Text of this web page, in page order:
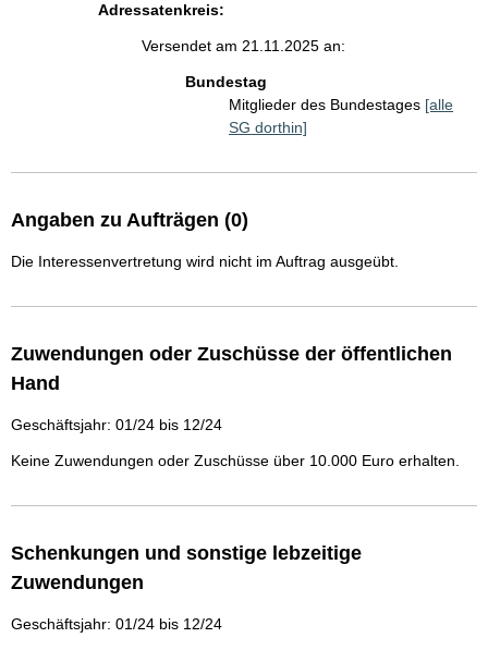
Adressatenkreis:
Versendet am 21.11.2025 an:
Bundestag
Mitglieder des Bundestages [alle
SG dorthin]
Angaben zu Aufträgen (0)
Die Interessenvertretung wird nicht im Auftrag ausgeübt.
Zuwendungen oder Zuschüsse der öffentlichen
Hand
Geschäftsjahr: 01/24 bis 12/24
Keine Zuwendungen oder Zuschüsse über 10.000 Euro erhalten.
Schenkungen und sonstige lebzeitige
Zuwendungen
Geschäftsjahr: 01/24 bis 12/24